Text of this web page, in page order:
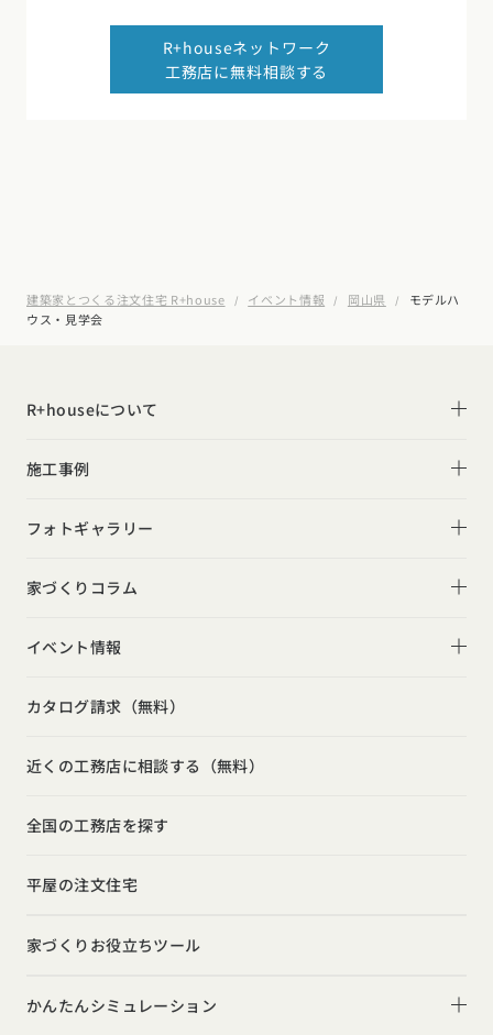
R+houseネットワーク
工務店に無料相談する
建築家とつくる注文住宅 R+house イベント情報 岡山県
モデルハ
ウス・見学会
R+houseについて
R+houseについて
家づくりの流れ
選べる仕様
建築家
施工事例
施工事例一覧
スキップフロア
勾配天井
ナチュラル
インダストリアル
二世帯住宅
フォトギャラリー
フォトギャラリー
吹き抜け
玄関
ガレージハウス
テラス・デッキ
家づくりコラム
家づくりコラム一覧
注文住宅の基礎知識
設備・性能
間取りのヒント
施工事例
イベント情報
イベント情報一覧
勉強会
カタログ請求（無料）
近くの工務店に相談する（無料）
全国の工務店を探す
平屋の注文住宅
家づくりお役立ちツール
かんたんシミュレーション